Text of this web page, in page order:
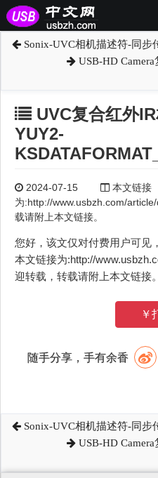
Sonix-UVC相机描述符-同步
USB-HD
UVC复合红外
YUY2-
2024-07-15
本文链接
为:http://www.usbzh.com/
载请附上本文链接。
您好，该文仅对付费用户可见
本文链接为:http://
迎转载，转载请附上本文链接。
￥
随手分享，手有余香
Sonix-UVC相机描述符-同步
USB-HD